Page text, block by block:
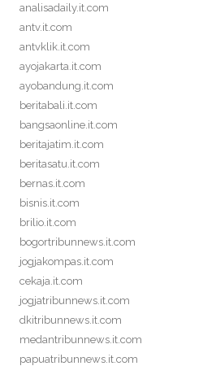
analisadaily.it.com
antv.it.com
antvklik.it.com
ayojakarta.it.com
ayobandung.it.com
beritabali.it.com
bangsaonline.it.com
beritajatim.it.com
beritasatu.it.com
bernas.it.com
bisnis.it.com
brilio.it.com
bogortribunnews.it.com
jogjakompas.it.com
cekaja.it.com
jogjatribunnews.it.com
dkitribunnews.it.com
medantribunnews.it.com
papuatribunnews.it.com